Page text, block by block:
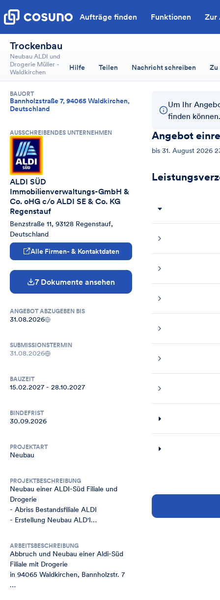
Aufträge finden Funktionen Zur
Trockenbau
Neubau ALDI und
Drogerie Müller -
Waldkirchen
Hilfe Teilen Nachricht schreiben Zu
BAUORT
Bannholzstraße 7, 94065 Waldkirchen,
Deutschland
AUSSCHREIBENDES UNTERNEHMEN
ALDI SÜD
Immobilienverwaltungs-GmbH &
Co. oHG c/o ALDI SE & Co. KG
Regenstauf
Benzstraße 11, 93128 Regenstauf,
Deutschland
Alle Firmen- & Kontaktdaten
7 Dokumente ansehen
ANGEBOT ABZUGEBEN BIS
31.08.2026
SUBMISSIONSTERMIN
31.08.2026
BAUZEIT
15.02.2027 - 28.10.2027
BINDEFRIST
30.09.2026
PROJEKTART
Neubau
PROJEKTBESCHREIBUNG
Neubau einer ALDI-Süd Filiale und
Drogerie
- Abriss Bestandsfiliale ALDI
- Erstellung Neubau ALD'I
ARBEITSBESCHREIBUNG
Abbruch und Neubau einer Aldi-Süd
Filiale mit Drogerie
in 94065 Waldkirchen, Bannholzstr. 7
Um Ihr
finden können.
Angebot
bis 31. August 2026